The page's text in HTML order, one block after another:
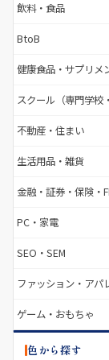
飲料・食品
BtoB
健康食品・サプリメ
スクール（専門学校
不動産・住まい
生活用品・雑貨
金融・証券・保険・
PC・家電
SEO・SEM
ファッション・アパ
ゲーム・おもちゃ
色から探す